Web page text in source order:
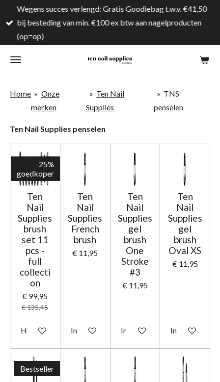
direct
naar
hoofdinhoud
Wegens succes verlengd: Gratis Goodiebag t.w.v. €41,50
bij besteding van min. €100 ex btw aan nagelproducten
(op=op)
Home » Onze
merken
» Ten Nail
Supplies
» TNS
penselen
Ten Nail Supplies penselen
-25%
goedkoper
Ten
Nail
Supplies
brush
set 11
pcs -
full
collecti
on
€ 99,95
€ 135,45
Houd mij op de hoogte
Ten
Nail
Supplies
French
brush
€ 11,95
In winkelwagen
Ten
Nail
Supplies
gel
brush
One
Stroke
#3
€ 11,95
In winkelwagen
Ten
Nail
Supplies
gel
brush
Oval XS
€ 11,95
In
Bestseller